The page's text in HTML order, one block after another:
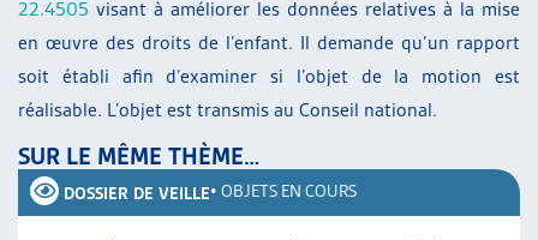
22.4505 visant à améliorer les données relatives à la mise
en œuvre des droits de l’enfant. Il demande qu’un rapport
soit établi afin d’examiner si l’objet de la motion est
réalisable. L’objet est transmis au Conseil national.
SUR LE MÊME THÈME…
DOSSIER DE VEILLE• OBJETS EN COURS